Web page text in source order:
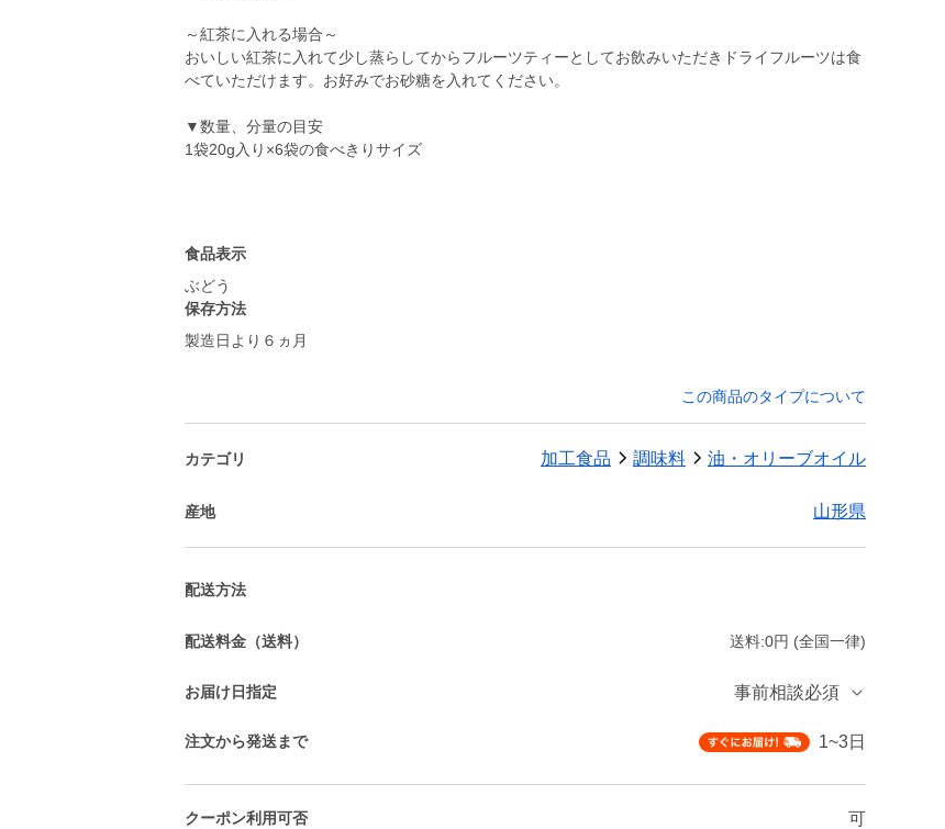
～紅茶に入れる場合～
おいしい紅茶に入れて少し蒸らしてからフルーツティーとしてお飲みいただきドライフルーツは食
べていただけます。お好みでお砂糖を入れてください。
▼数量、分量の目安
1袋20g入り×6袋の食べきりサイズ
食品表示
ぶどう
保存方法
製造日より６ヵ月
この商品のタイプについて
カテゴリ 加工食品 調味料 油・オリーブオイル
産地 山形県
配送方法
配送料金（送料） 送料:0円 (全国一律)
お届け日指定 事前相談必須
注文から発送まで 1~3日
クーポン利用可否 可